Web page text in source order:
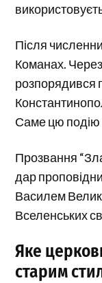
Після
Команах.
розпорядився
Саме цю подію
Прозвання
дар
Василем
Вселенських
Яке
старим